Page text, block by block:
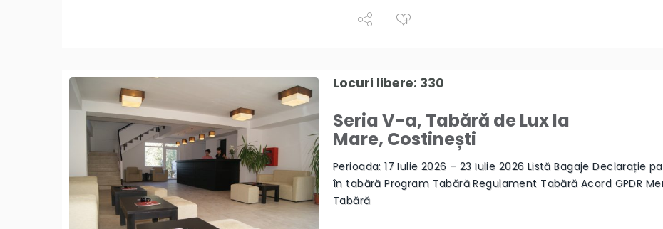
Locuri libere: 330
Seria V-a, Tabără de Lux la
Mare, Costinești
Perioada: 17 Iulie 2026 – 23 Iulie 2026 Listă Bagaje Declarație
în tabără Program Tabără Regulament Tabără Acord GPDR
Tabără